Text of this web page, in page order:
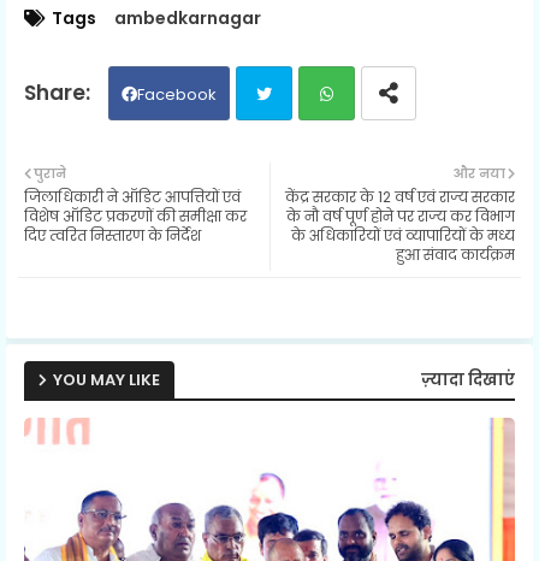
Tags ambedkarnagar
Facebook
ats
और नया
केंद्र सरकार के 12 वर्ष एवं राज्य सरकार
के नौ वर्ष पूर्ण होने पर राज्य कर विभाग
के अधिकारियों एवं व्यापारियों के मध्य
हुआ संवाद कार्यक्रम
पुराने
जिलाधिकारी ने ऑडिट आपत्तियों एवं
विशेष ऑडिट प्रकरणों की समीक्षा कर
दिए त्वरित निस्तारण के निर्देश
YOU MAY LIKE ज़्यादा दिखाएं